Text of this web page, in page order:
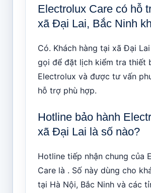
Electrolux Care có hỗ
xã Đại Lai, Bắc Ninh
Có. Khách hàng tại xã Đại
gọi để đặt lịch kiểm tra thiết
Electrolux và được tư vấn
hỗ trợ phù hợp.
Hotline bảo hành
xã Đại Lai là số nào?
Hotline tiếp nhận chung của
Care là . Số này dùng cho
tại Hà Nội, Bắc Ninh và các